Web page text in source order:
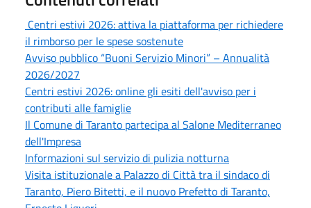
Centri estivi 2026: attiva la piattaforma per richiedere
il rimborso per le spese sostenute
Avviso pubblico “Buoni Servizio Minori” – Annualità
2026/2027
Centri estivi 2026: online gli esiti dell'avviso per i
contributi alle famiglie
Il Comune di Taranto partecipa al Salone Mediterraneo
dell'Impresa
Informazioni sul servizio di pulizia notturna
Visita istituzionale a Palazzo di Città tra il sindaco di
Taranto, Piero Bitetti, e il nuovo Prefetto di Taranto,